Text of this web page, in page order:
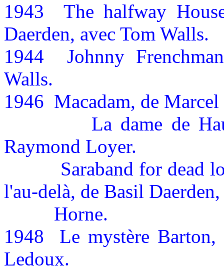
1943
The halfway
Daerden, avec Tom Walls.
1944
Johnny
Walls.
1946 Macadam, de
La dame de
Raymond Loyer.
Saraband for dead
l'au-delà, de Basil
Horne.
1948
Le mystère Barton,
Ledoux.